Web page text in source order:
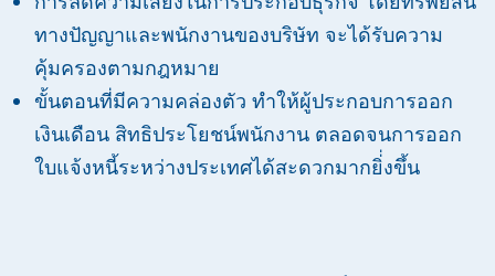
ทางปัญญาและพนักงานของบริษัท จะได้รับความ
คุ้มครองตามกฎหมาย
ขั้นตอนที่มีความคล่องตัว ทำให้ผู้ประกอบการออก
เงินเดือน สิทธิประโยชน์พนักงาน ตลอดจนการออก
ใบแจ้งหนี้ระหว่างประเทศได้สะดวกมากยิ่่งขึ้น